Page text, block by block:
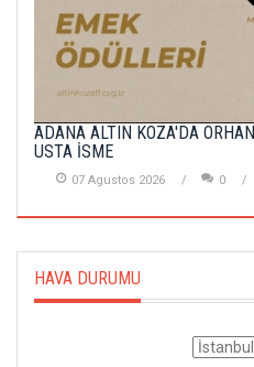
ADANA ALTIN KOZA'DA
USTA İSME
07 Agustos 2026 0
HAVA DURUMU